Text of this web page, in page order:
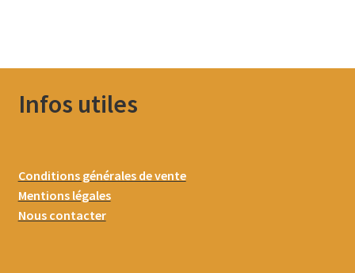
Infos utiles
Conditions générales de vente
Mentions légales
Nous contacter